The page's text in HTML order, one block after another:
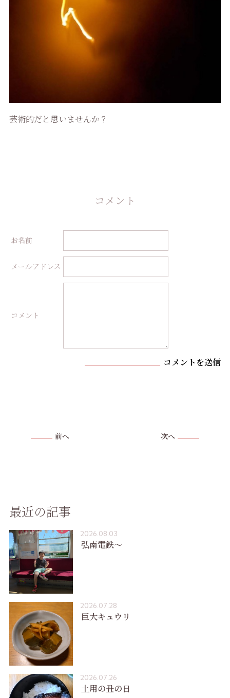
芸術的だと思いませんか？
コメント
お名前
メールアドレス
コメント
コメントを送信
前へ 次へ
最近の記事
2026.08.03
弘南電鉄〜
2026.07.28
巨大キュウリ
2026.07.26
土用の丑の日